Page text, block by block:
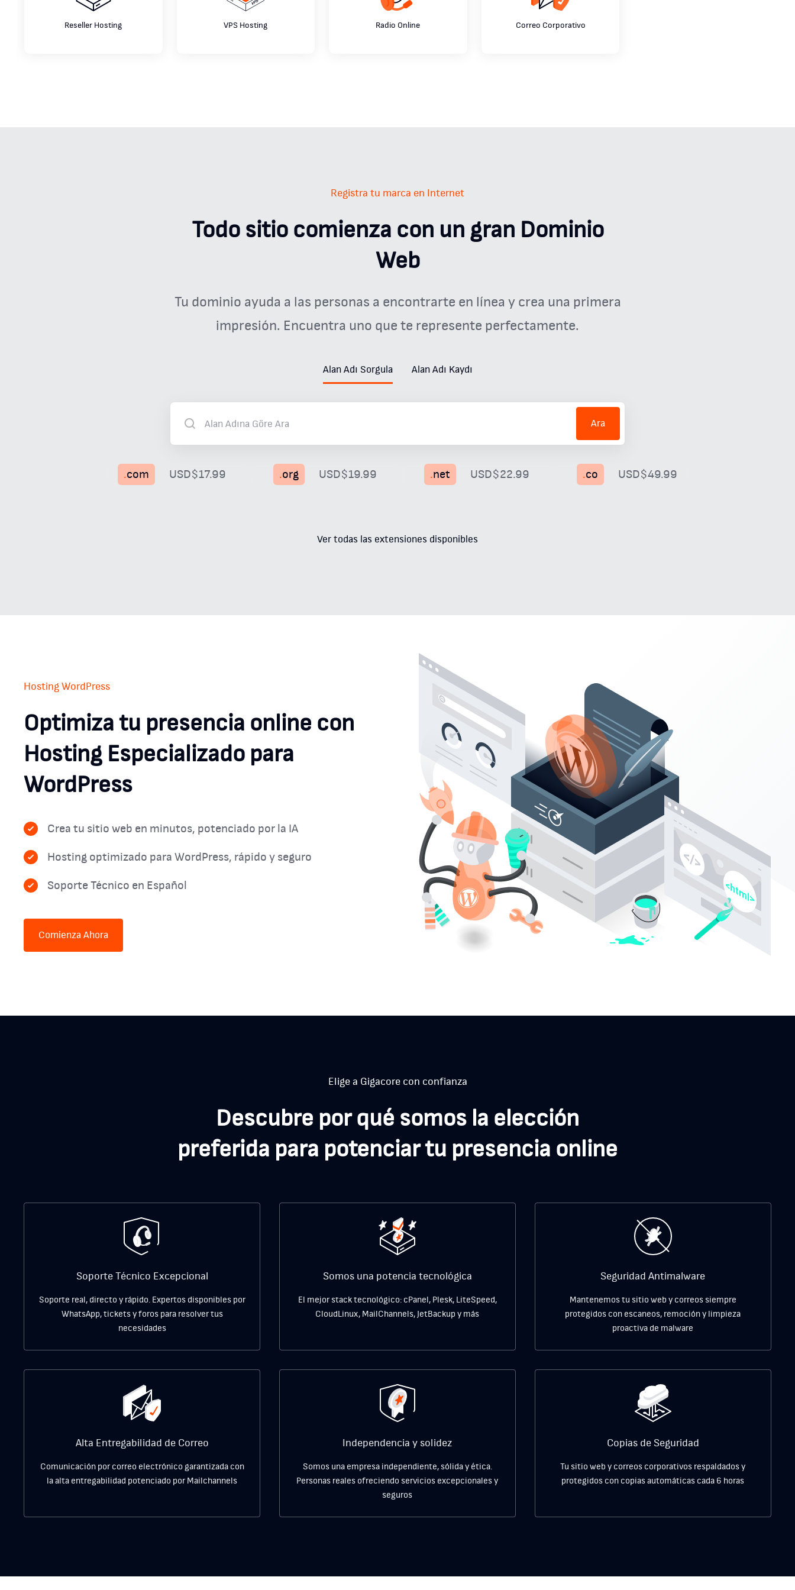
Reseller Hosting VPS Hosting Radio Online Correo Corporativo
Registra tu marca en Internet
Todo sitio comienza con un gran Dominio
Web
Tu dominio ayuda a las personas a encontrarte en línea y crea una primera
impresión. Encuentra uno que te represente perfectamente.
Alan Adı Sorgula Alan Adı Kaydı
Ara
.com USD$17.99 .org USD$19.99 .net USD$22.99 .co USD$49.99
Ver todas las extensiones disponibles
Hosting WordPress
Optimiza tu presencia online con
Hosting Especializado para
WordPress
Crea tu sitio web en minutos, potenciado por la IA
Hosting optimizado para WordPress, rápido y seguro
Soporte Técnico en Español
Comienza Ahora
Elige a Gigacore con confianza
Descubre por qué somos la elección
preferida para potenciar tu presencia online
Soporte Técnico Excepcional
Soporte real, directo y rápido. Expertos disponibles por
WhatsApp, tickets y foros para resolver tus
necesidades
Somos una potencia tecnológica
El mejor stack tecnológico: cPanel, Plesk, LiteSpeed,
CloudLinux, MailChannels, JetBackup y más
Seguridad Antimalware
Mantenemos tu sitio web y correos siempre
protegidos con escaneos, remoción y limpieza
proactiva de malware
Alta Entregabilidad de Correo
Comunicación por correo electrónico garantizada con
la alta entregabilidad potenciado por Mailchannels
Independencia y solidez
Somos una empresa independiente, sólida y ética.
Personas reales ofreciendo servicios excepcionales y
seguros
Copias de Seguridad
Tu sitio web y correos corporativos respaldados y
protegidos con copias automáticas cada 6 horas